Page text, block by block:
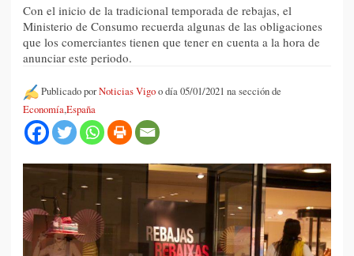
Con el inicio de la tradicional temporada de rebajas, el
Ministerio de Consumo recuerda algunas de las obligaciones
que los comerciantes tienen que tener en cuenta a la hora de
anunciar este periodo.
Publicado porNoticias Vigoo día 05/01/2021 na sección de
Economía,España